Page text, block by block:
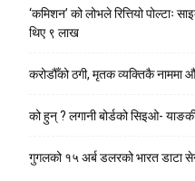
‘कमिशन’ को लोभले रित्तियो पोल्टाः
थिए ९ लाख
करोडौँको ठगी, मृतक व्यक्तिकै नाममा
को हुन् ? लगानी बोर्डको सिइओ-
गुगलको १५ अर्ब डलरको भारत डाटा